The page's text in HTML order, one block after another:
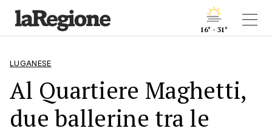
16° - 31°
LUGANESE
Al Quartiere Maghetti,
due ballerine tra le